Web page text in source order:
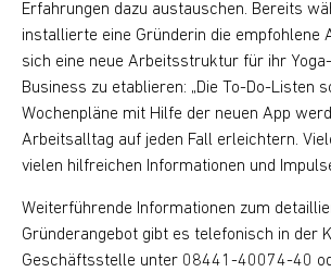
Erfahrungen dazu austauschen. Bereits
installierte eine Gründerin die empfohlene
sich eine neue Arbeitsstruktur für ihr
Business zu etablieren: „Die To-Do-Listen
Wochenpläne mit Hilfe der neuen App
Arbeitsalltag auf jeden Fall erleichtern.
vielen hilfreichen Informationen und
Weiterführende Informationen zum
Gründerangebot gibt es telefonisch in der
Geschäftsstelle unter 08441-40074-40